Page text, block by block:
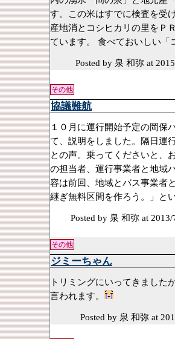
す。この米はすでに検査を受
産地消とコシヒカリの里をＰ
ています。 食べておいしい
Posted by 泉 和弥 at
その他
協議難航
１０月に運行開始予定の岡保
て、説明をしました。隔日運
との声。乗ってくださいと
の担当者、運行事業者と地域
容は前回、地域とバス事業者
継ぎ無料区間を作ろう。」と
Posted by 泉 和弥 at
その他
ジミーちゃん
トリミングにいってきました
言われます。
Posted by 泉 和弥 at